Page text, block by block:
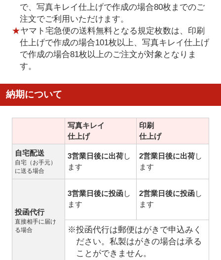
で、写真キレイ仕上げで作成の場合80枚までのご
注文でご利用いただけます。
★ヤマト宅急便の送料無料となる規定枚数は、印刷
仕上げで作成の場合101枚以上、写真キレイ仕上げ
で作成の場合81枚以上のご注文が対象となりま
す。
納期について
写真キレイ
仕上げ
印刷
仕上げ
自宅配送
自宅（お手元）
に送る場合
3営業日後に出荷し
ます
2営業日後に出荷し
ます
投函代行
直接相手に届け
る場合
3営業日後に投函し
ます
2営業日後に投函し
ます
※投函代行は郵便はがきで申込みく
ださい。私製はがきの場合は承る
ことができません。